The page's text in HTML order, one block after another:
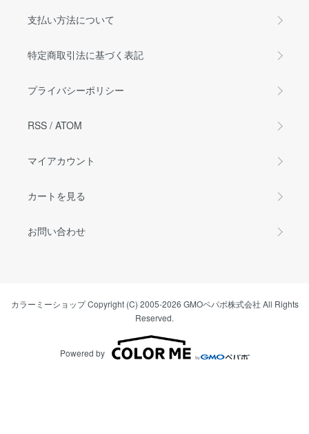
支払い方法について
特定商取引法に基づく表記
プライバシーポリシー
RSS / ATOM
マイアカウント
カートを見る
お問い合わせ
カラーミーショップCopyright (C) 2005-2026 GMOペパボ株式会社 All Rights
Reserved.
Powered by